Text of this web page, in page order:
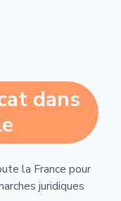
dans
la France pour
juridiques